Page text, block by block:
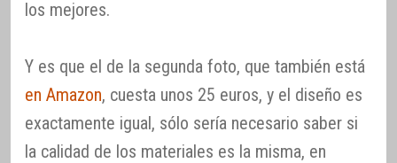
los mejores.
Y es que el de la segunda foto, que también está
en Amazon, cuesta unos 25 euros, y el diseño es
exactamente igual, sólo sería necesario saber si
la calidad de los materiales es la misma, en